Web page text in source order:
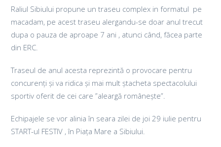
Raliul Sibiului propune un traseu complex in formatul pe
macadam, pe acest traseu alergandu-se doar anul trecut
dupa o pauza de aproape 7 ani , atunci când, făcea parte
din ERC.
Traseul de anul acesta reprezintă o provocare pentru
concurenți și va ridica și mai mult ștacheta spectacolului
sportiv oferit de cei care ”aleargă românește”.
Echipajele se vor alinia în seara zilei de joi 29 iulie pentru
START-ul FESTIV , în Piața Mare a Sibiului.